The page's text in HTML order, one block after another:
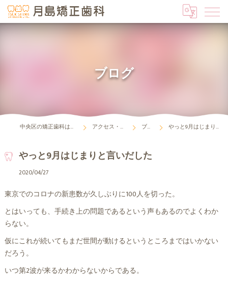
ブログ
中央区の矯正歯科は月島矯正歯科 アクセス・診療時間 ブログ やっと9月はじまりと言いだした
やっと9月はじまりと言いだした
2020/04/27
東京でのコロナの新患数が久しぶりに100人を切った。
とはいっても、手続き上の問題であるという声もあるのでよくわか
らない。
仮にこれが続いてもまだ世間が動けるというところまではいかない
だろう。
いつ第2波が来るかわからないからである。